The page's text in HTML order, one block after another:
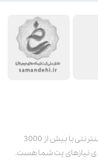
پت استور به عنوان یکی از قدیمی‌ترین پت شاپ های اینترنتی با بیش از 3000
ی نیازهای پت شما هست.